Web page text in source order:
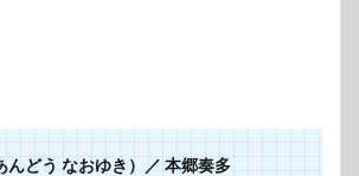
んどう なおゆき）／ 本郷奏多